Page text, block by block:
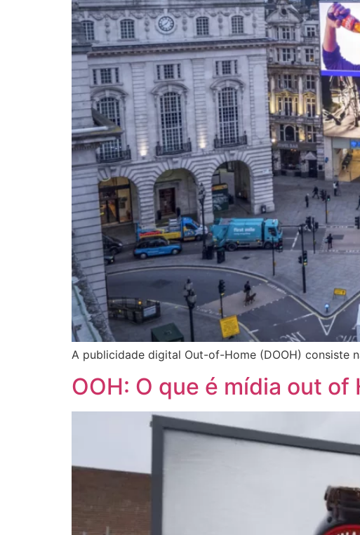
A publicidade digital Out-of-Home (DOOH) consiste
OOH: O que é mídia out